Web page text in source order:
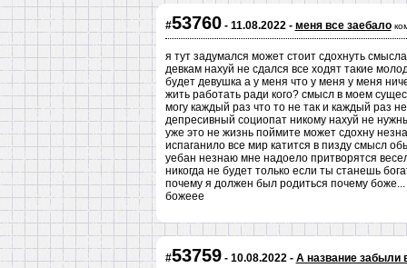
#53760- 11.08.2022 - меня все заебало
я тут задумался может стоит сдохнуть
девкам нахуй не сдался все ходят такие
будет девушка а у меня что у меня у меня
жить работать ради кого? смысл в моем
могу каждый раз что то не так и каждый раз
депресивный социопат никому нахуй не
уже это не жизнь поймите может сдохну
испаганило все мир катится в пизду смысл
уебан незнаю мне надоело притворятся
никогда не будет только если ты станешь
почему я должен был родиться почему
божеее
#53759- 10.08.2022 - А название забыли